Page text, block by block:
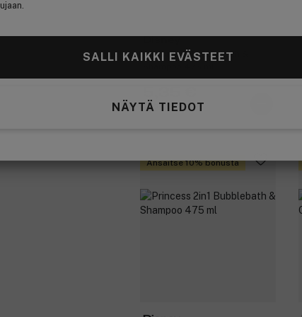
SALLI KAIKKI EVÄSTEET
NÄYTÄ TIEDOT
Frozen 2in1 Bubblebath &
11,26 € / 1l
Ansaitse 10% bonusta